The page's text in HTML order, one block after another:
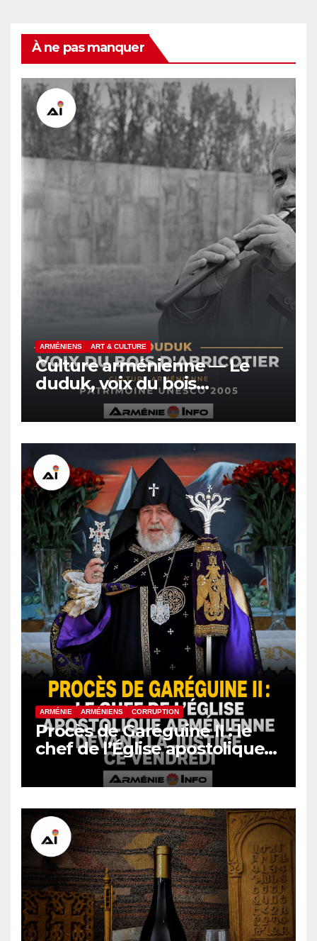
À ne pas manquer
ARMÉNIENS ART & CULTURE
Culture arménienne — Le
duduk, voix du bois
d’abricotier
ARMÉNIE ARMÉNIENS CORRUPTION
Procès de Garéguine II : le
chef de l’Église apostolique
arménienne devant la justice
ce vendredi